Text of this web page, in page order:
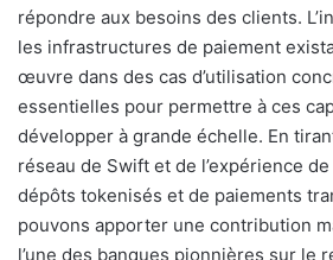
répondre aux besoins des clients.
les infrastructures de paiement
œuvre dans des cas d’utilisation
essentielles pour permettre à ces
développer à grande échelle. En
réseau de Swift et de l’expérience
dépôts tokenisés et de paiements
pouvons apporter une contribution
l’une des banques pionnières sur le